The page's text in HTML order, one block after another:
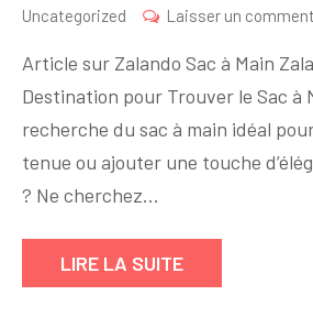
Uncategorized
Laisser un
Article sur Zalando Sac à Main
Destination pour Trouver le Sac à
recherche du sac à main idéal
tenue ou ajouter une touche
? Ne cherchez…
LIRE LA SUITE